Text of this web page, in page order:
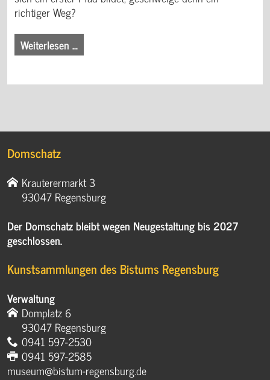
richtiger Weg?
Weiterlesen …
Domschatz
Krauterermarkt 3
93047 Regensburg
Der Domschatz bleibt wegen Neugestaltung bis 2027
geschlossen.
Kunstsammlungen des Bistums Regensburg
Verwaltung
Domplatz 6
93047 Regensburg
0941 597-2530
0941 597-2585
museum@bistum-regensburg.de